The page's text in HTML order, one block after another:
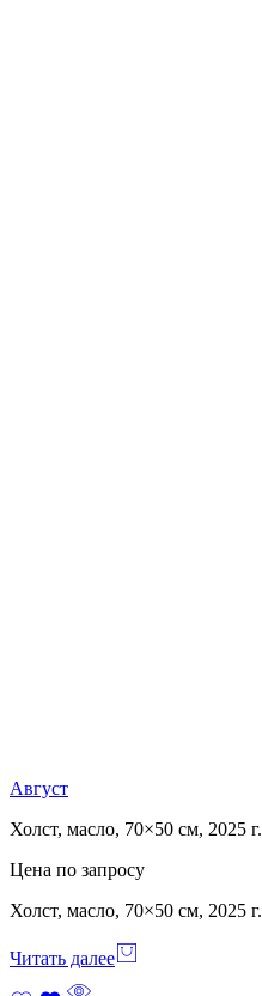
Август
Холст, масло, 70×50 см, 2025 г.
Цена по запросу
Холст, масло, 70×50 см, 2025 г.
Читать далее